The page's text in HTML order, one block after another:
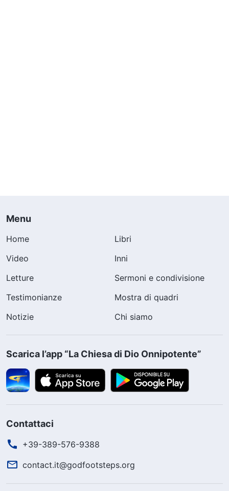
Menu
Home
Libri
Video
Inni
Letture
Sermoni e condivisione
Testimonianze
Mostra di quadri
Notizie
Chi siamo
Scarica l’app “La Chiesa di Dio Onnipotente”
Contattaci
+39-389-576-9388
contact.it@godfootsteps.org